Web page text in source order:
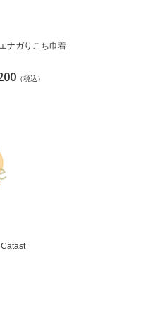
ナガりこち巾着
（税込）